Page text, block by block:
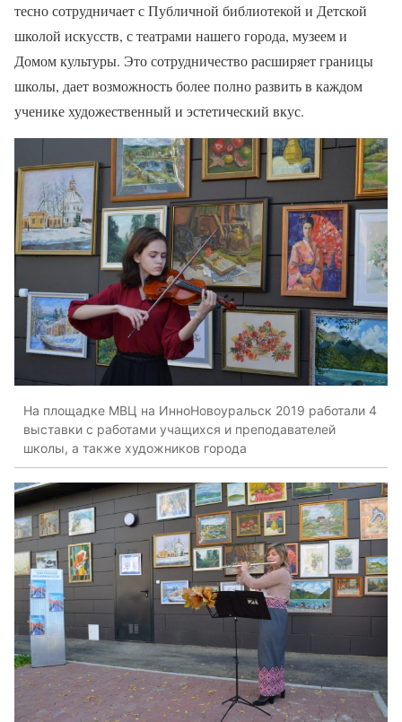
тесно сотрудничает с Публичной библиотекой и Детской
школой искусств, с театрами нашего города, музеем и
Домом культуры. Это сотрудничество расширяет границы
школы, дает возможность более полно развить в каждом
ученике художественный и эстетический вкус.
На площадке МВЦ на ИнноНовоуральск 2019 работали 4
выставки с работами учащихся и преподавателей
школы, а также художников города